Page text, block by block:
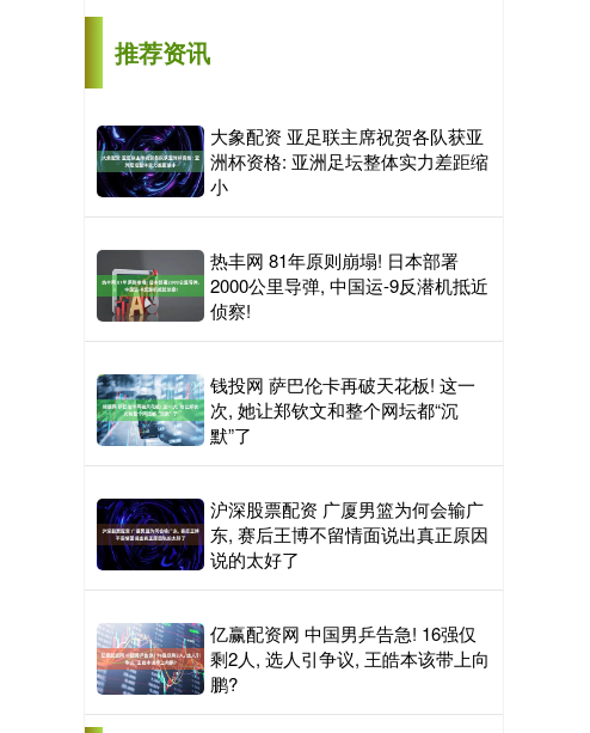
推荐资讯
大象配资 亚足联主席祝贺各队获亚
洲杯资格: 亚洲足坛整体实力差距缩
小
热丰网 81年原则崩塌! 日本部署
2000公里导弹, 中国运-9反潜机抵近
侦察!
钱投网 萨巴伦卡再破天花板! 这一
次, 她让郑钦文和整个网坛都“沉
默”了
沪深股票配资 广厦男篮为何会输广
东, 赛后王博不留情面说出真正原因
说的太好了
亿赢配资网 中国男乒告急! 16强仅
剩2人, 选人引争议, 王皓本该带上向
鹏?